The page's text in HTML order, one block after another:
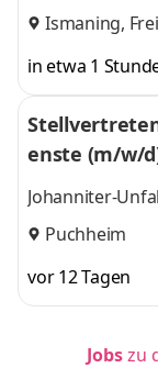
Ismaning,
in etwa 1
enste (m/w/
Johanniter-
Puchheim
vor 12 Tagen
Jobszu